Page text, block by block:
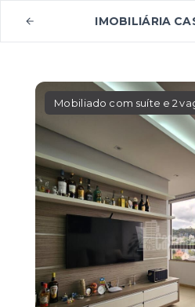
IMOBILIÁRIA
Mobiliado com suíte e 2